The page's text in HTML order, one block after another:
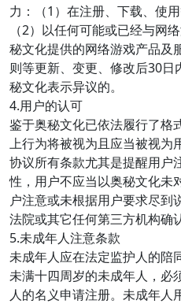
力：（1）在注册、下载、使
（2）以任何可能或已经与网
秘文化提供的网络游戏产品及
则等更新、变更、修改后30
秘文化表示异议的。
4.用户的认可
鉴于奥秘文化已依法履行了格
上行为将被视为且应当被视为
协议所有条款尤其是提醒用户
性，用户不应当以奥秘文化未
户注意或未根据用户要求尽
法院或其它任何第三方机构确
5.未成年人注意条款
未成年人应在法定监护人的陪
未满十四周岁的未成年人，必
人的名义申请注册。未成年人